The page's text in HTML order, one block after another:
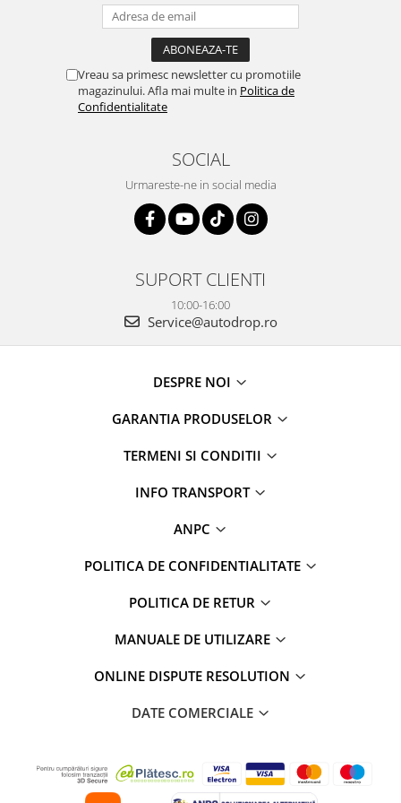
Rame adaptoare Dacia
Rame adaptoare BMW
Rame adaptoare Volvo
Rame adaptoare Citroen
Rame adaptoare Daihatsu
Rame adaptoare Mazda
Rame adaptoare Hyundai
Rame adaptoare Chevrolet
Rame adaptoare Jeep
Vreau sa primesc newsletter cu promotiile
magazinului. Afla mai multe in Politica de
Confidentialitate
SOCIAL
Urmareste-ne in social media
SUPORT CLIENTI
10:00-16:00
Service@autodrop.ro
DESPRE NOI
GARANTIA PRODUSELOR
TERMENI SI CONDITII
INFO TRANSPORT
ANPC
POLITICA DE CONFIDENTIALITATE
POLITICA DE RETUR
MANUALE DE UTILIZARE
ONLINE DISPUTE RESOLUTION
DATE COMERCIALE